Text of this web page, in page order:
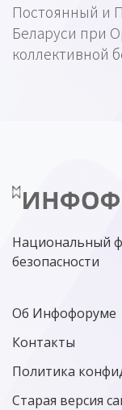
Постоянный и
Беларуси при
коллективной
Национальный
безопасности
Об Инфофоруме
Контакты
Политика
Старая версия